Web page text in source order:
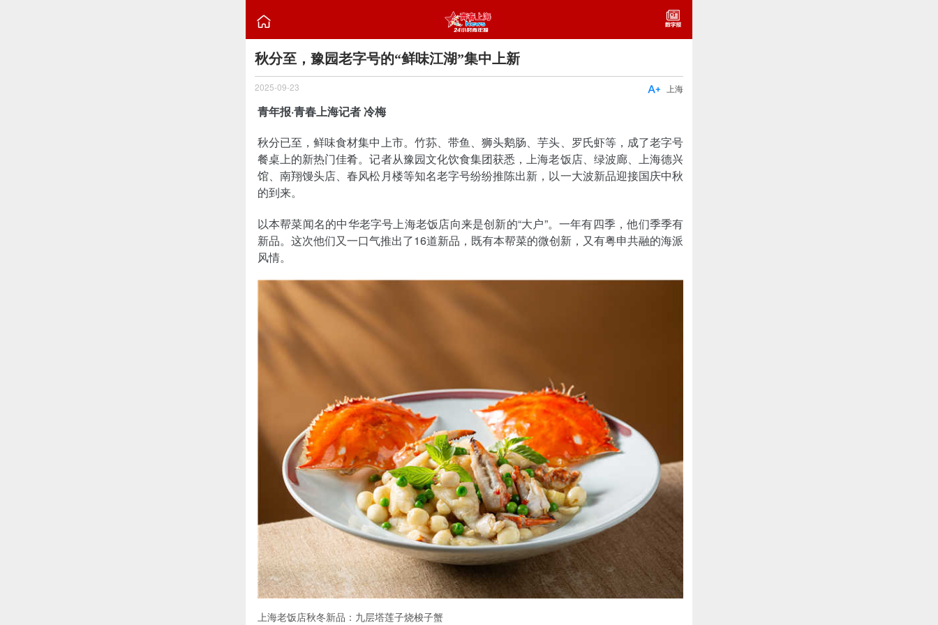

秋分至，豫园老字号的“鲜味江湖”集中上新
2025-09-23 上海

青年报·青春上海记者 冷梅
秋分已至，鲜味食材集中上市。竹荪、带鱼、狮头鹅肠、芋头、罗氏虾等，成了老字号
餐桌上的新热门佳肴。记者从豫园文化饮食集团获悉，上海老饭店、绿波廊、上海德兴
馆、南翔馒头店、春风松月楼等知名老字号纷纷推陈出新，以一大波新品迎接国庆中秋
的到来。
以本帮菜闻名的中华老字号上海老饭店向来是创新的“大户”。一年有四季，他们季季有
新品。这次他们又一口气推出了16道新品，既有本帮菜的微创新，又有粤申共融的海派
风情。
上海老饭店秋冬新品：九层塔莲子烧梭子蟹